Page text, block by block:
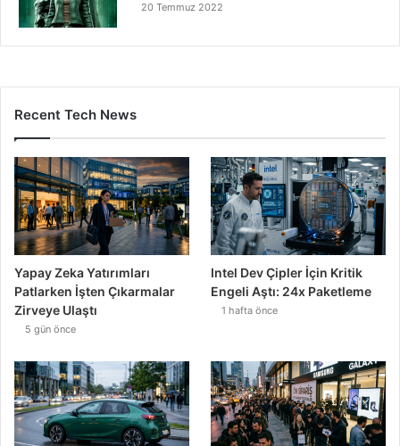
20 Temmuz 2022
Recent Tech News
Yapay Zeka Yatırımları
Patlarken İşten Çıkarmalar
Zirveye Ulaştı
5 gün önce
Intel Dev Çipler İçin Kritik
Engeli Aştı: 24x Paketleme
1 hafta önce